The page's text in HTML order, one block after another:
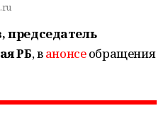
председатель
РБ, ванонсеобращения